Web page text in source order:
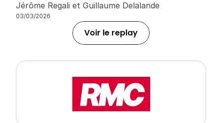
Jérôme Regali et Guillaume Delalande
03/03/2026
Voir le replay